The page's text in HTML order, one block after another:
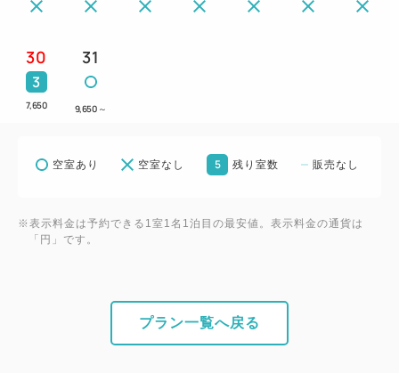
30
3
7,650
31
9,650 ～
空室あり 空室なし 5 残り室数 販売なし
※表示料金は予約できる1室1名1泊目の最安値。表示料金の通貨は
「円」です。
プラン一覧へ戻る